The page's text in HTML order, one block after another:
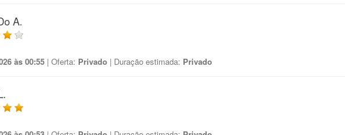
A.
às 00:55 | Oferta: Privado | Duração estimada: Privado